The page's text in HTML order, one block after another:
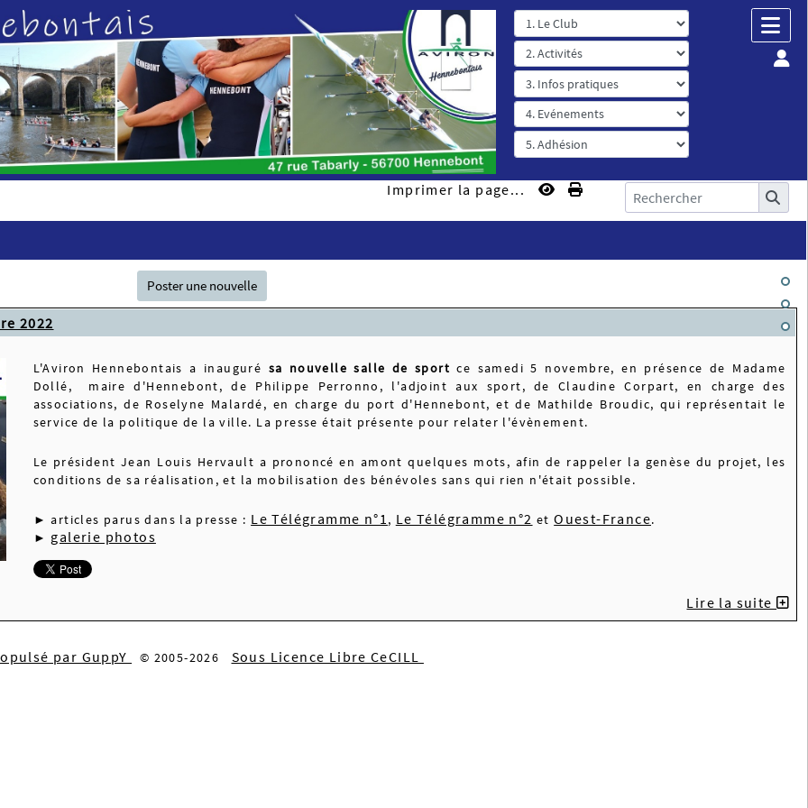
Imprimer la page...
Poster une nouvelle
2022
L'Aviron Hennebontais a inauguré sa nouvelle salle de sport ce samedi 5 novembre, en présence de Madame
Dollé, maire d'Hennebont, de Philippe Perronno, l'adjoint aux sport, de Claudine Corpart, en charge des
associations, de Roselyne Malardé, en charge du port d'Hennebont, et de Mathilde Broudic, qui représentait le
service de la politique de la ville. La presse était présente pour relater l'évènement.
Le président Jean Louis Hervault a prononcé en amont quelques mots, afin de rappeler la genèse du projet, les
conditions de sa réalisation, et la mobilisation des bénévoles sans qui rien n'était possible.
► articles parus dans la presse : Le Télégramme n°1 , Le Télégramme n°2 etOuest-France.
► galerie photos
Lire la suite
par GuppY © 2005-2026 Sous Licence Libre CeCILL